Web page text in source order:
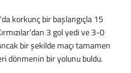
3 gol yedi ve 3-0
bir şekilde maçı tamamen
dönmenin bir yolunu buldu.